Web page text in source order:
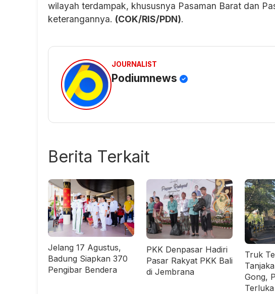
wilayah terdampak, khususnya Pasaman Barat dan
keterangannya. (COK/RIS/PDN).
JOURNALIST
Podiumnews
Berita Terkait
Jelang 17 Agustus,
Badung Siapkan 370
Pengibar Bendera
PKK Denpasar Hadiri
Pasar Rakyat PKK Bali
di Jembrana
Truk
Gong,
Terluka